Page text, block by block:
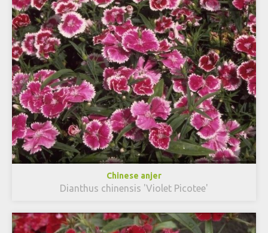
Chinese anjer
Dianthus chinensis 'Violet Picotee'